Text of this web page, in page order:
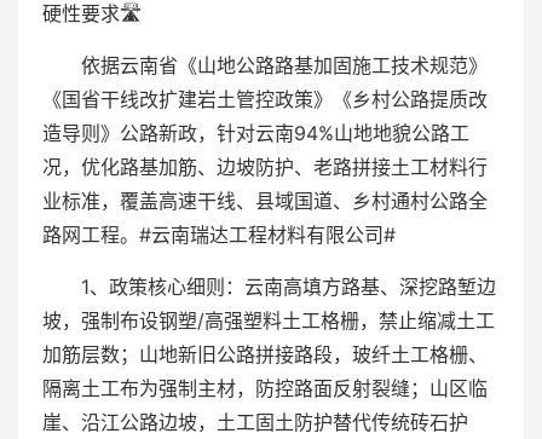
硬性要求🛣️
依据云南省《山地公路路基加固施工技术规范》
《国省干线改扩建岩土管控政策》《乡村公路提质改
造导则》公路新政，针对云南94%山地地貌公路工
况，优化路基加筋、边坡防护、老路拼接土工材料行
业标准，覆盖高速干线、县域国道、乡村通村公路全
路网工程。#云南瑞达工程材料有限公司#
1、政策核心细则：云南高填方路基、深挖路堑边
坡，强制布设钢塑/高强塑料土工格栅，禁止缩减土工
加筋层数；山地新旧公路拼接路段，玻纤土工格栅、
隔离土工布为强制主材，防控路面反射裂缝；山区临
崖、沿江公路边坡，土工固土防护替代传统砖石护